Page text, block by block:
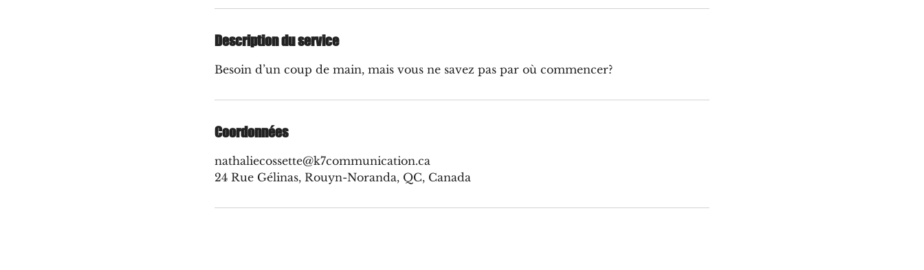
Description du service
Besoin d’un coup de main, mais vous ne savez pas par où commencer?
Coordonnées
nathaliecossette@k7communication.ca
24 Rue Gélinas, Rouyn-Noranda, QC, Canada